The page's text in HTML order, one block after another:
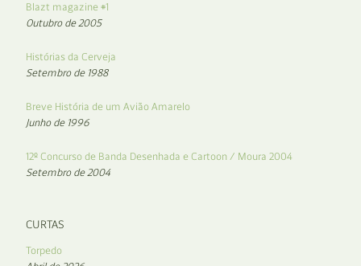
Blazt magazine #1
Outubro de 2005
Histórias da Cerveja
Setembro de 1988
Breve História de um Avião Amarelo
Junho de 1996
12º Concurso de Banda Desenhada e Cartoon / Moura 2004
Setembro de 2004
CURTAS
Torpedo